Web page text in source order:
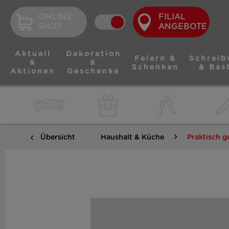
FILIAL
ANGEBOTE
Aktuell
&
Aktionen
Dekoration
&
Geschenke
Feiern &
Schenken
&
Übersicht Haushalt & Küche Praktisch